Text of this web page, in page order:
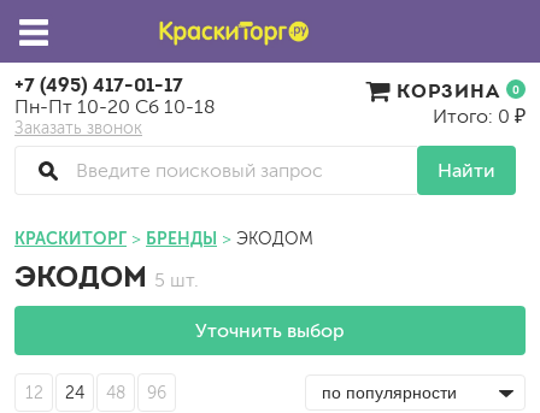
+7 (495) 417-01-17
Пн-Пт 10-20 Сб 10-18
Заказать звонок
Найти
КОРЗИНА 0
Итого: 0 ₽
КРАСКИТОРГ БРЕНДЫ ЭКОДОМ
ЭКОДОМ 5 шт.
Уточнить выбор
12 24 48 96